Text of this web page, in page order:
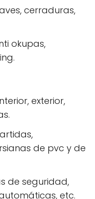
cerraduras,
okupas,
exterior,
de pvc y de
de seguridad,
etc.